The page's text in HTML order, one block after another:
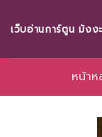
toเว็บอ่านการ์ตูน มัง
หน้า